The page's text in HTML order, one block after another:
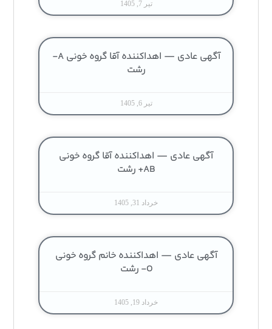
تیر 7, 1405
آگهی عادی — اهداکننده آقا گروه خونی A-
رشت
تیر 6, 1405
آگهی عادی — اهداکننده آقا گروه خونی
AB+ رشت
خرداد 31, 1405
آگهی عادی — اهداکننده خانم گروه خونی
O- رشت
خرداد 19, 1405